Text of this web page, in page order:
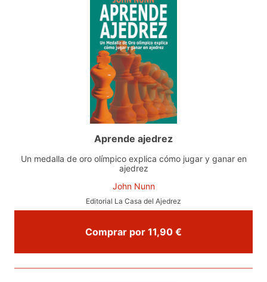
Aprende ajedrez
Un medalla de oro olímpico explica cómo jugar y ganar en
ajedrez
John Nunn
Editorial La Casa del Ajedrez
Comprar por 11,90 €